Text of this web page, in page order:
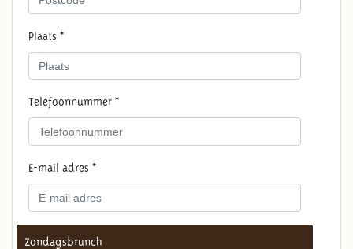
Plaats *
Telefoonnummer *
E-mail adres *
Zondagsbrunch